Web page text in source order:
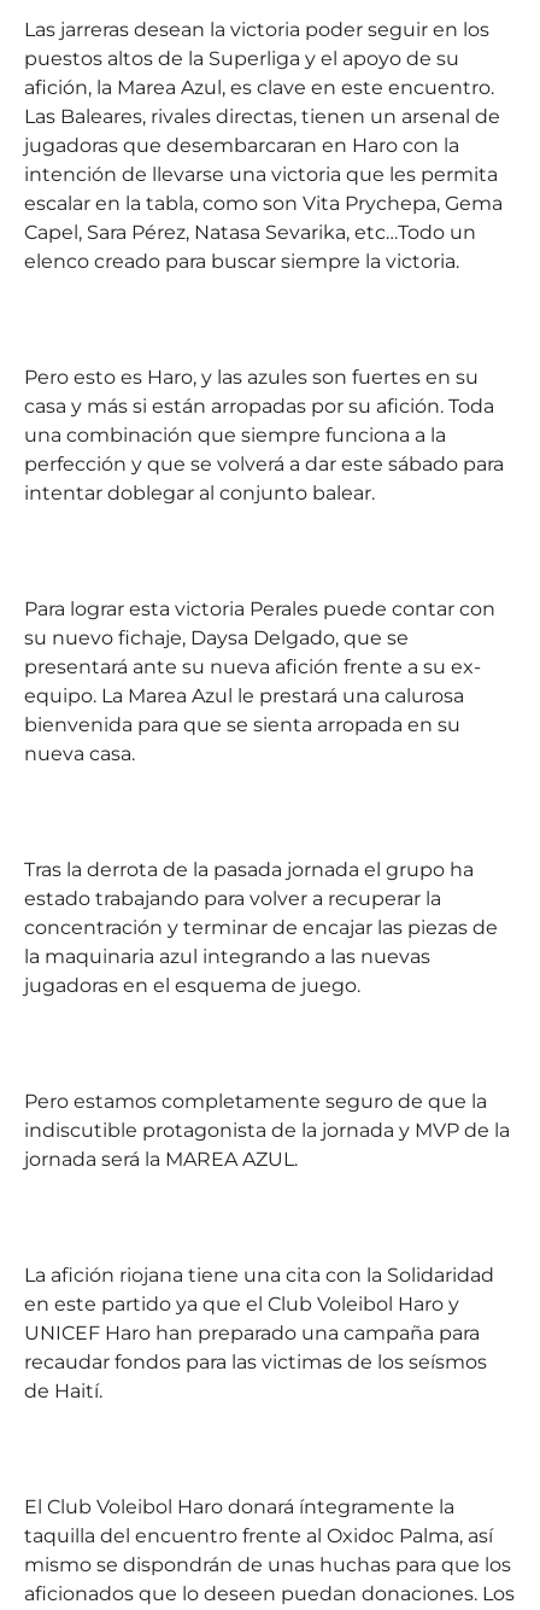
Las jarreras desean la victoria poder seguir en los
puestos altos de la Superliga y el apoyo de su
afición, la Marea Azul, es clave en este encuentro.
Las Baleares, rivales directas, tienen un arsenal de
jugadoras que desembarcaran en Haro con la
intención de llevarse una victoria que les permita
escalar en la tabla, como son Vita Prychepa, Gema
Capel, Sara Pérez, Natasa Sevarika, etc…Todo un
elenco creado para buscar siempre la victoria.
Pero esto es Haro, y las azules son fuertes en su
casa y más si están arropadas por su afición. Toda
una combinación que siempre funciona a la
perfección y que se volverá a dar este sábado para
intentar doblegar al conjunto balear.
Para lograr esta victoria Perales puede contar con
su nuevo fichaje, Daysa Delgado, que se
presentará ante su nueva afición frente a su ex-
equipo. La Marea Azul le prestará una calurosa
bienvenida para que se sienta arropada en su
nueva casa.
Tras la derrota de la pasada jornada el grupo ha
estado trabajando para volver a recuperar la
concentración y terminar de encajar las piezas de
la maquinaria azul integrando a las nuevas
jugadoras en el esquema de juego.
Pero estamos completamente seguro de que la
indiscutible protagonista de la jornada y MVP de la
jornada será la MAREA AZUL.
La afición riojana tiene una cita con la Solidaridad
en este partido ya que el Club Voleibol Haro y
UNICEF Haro han preparado una campaña para
recaudar fondos para las victimas de los seísmos
de Haití.
El Club Voleibol Haro donará íntegramente la
taquilla del encuentro frente al Oxidoc Palma, así
mismo se dispondrán de unas huchas para que los
aficionados que lo deseen puedan donaciones. Los